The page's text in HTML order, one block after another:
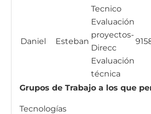
Daniel Esteban
Tecnico
Evaluación
proyectos-
Direcc
Evaluación
técnica
Grupos de Trabajo a los que
Tecnologías